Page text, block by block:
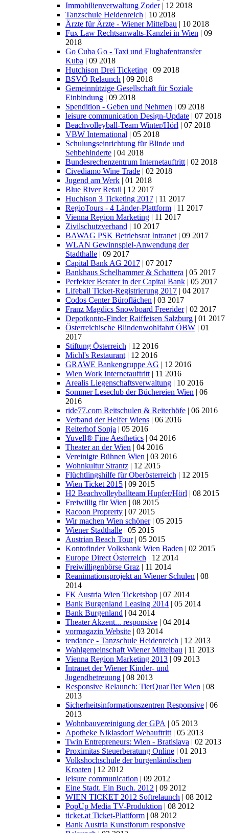
Immobilienverwaltung Zoder| 12 2018
Tanzschule Heidenreich | 10 2018
Ärzte für Ärzte - Wiener Mittelbau | 10 2018
Fux Law Rechtsanwalts-Kanzlei in Wien | 09
2018
Go Cuba Go - Taxi und Flughafentransfer
Kuba | 09 2018
Hutchison Drei Ticketing | 09 2018
BSVÖ Relaunch | 09 2018
Gemeinnützige Gesellschaft für Soziale
Einbindung | 09 2018
Spendition - Geben und Nehmen | 09 2018
leisure communication Design-Update | 07 2018
Beachvolleyball-Team Winter/Hörl | 07 2018
VBW International | 05 2018
Schulungseinrichtung für Blinde und
Sehbehinderte | 04 2018
Bundesrechenzentrum Internetauftritt | 02 2018
Civediamo Wine Trade | 02 2018
Jugend am Werk | 01 2018
Blue River Retail | 12 2017
Huchison 3 Ticketing 2017 | 11 2017
RegioTours - 4 Länder-Plattform | 11 2017
Vienna Region Marketing | 11 2017
Zivilschutzverband | 10 2017
BAWAG PSK Betriebsrat Intranet | 09 2017
WLAN Gewinnspiel-Anwendung der
Stadthalle | 09 2017
Capital Bank AG 2017 | 07 2017
Bankhaus Schelhammer & Schattera | 05 2017
Perfekter Berater in der Capital Bank | 05 2017
Lifeball Ticket-Registrierung 2017 | 04 2017
Codos Center Büroflächen | 03 2017
Franz Magdics Snowboard Freerider| 02 2017
Depotkonto-Finder Raiffeisen Salzburg | 01 2017
Österreichische Blindenwohlfahrt ÖBW | 01
2017
Stiftung Österreich | 12 2016
Michl's Restaurant | 12 2016
GRAWE Bankengruppe AG | 12 2016
Wien Work Internetauftritt | 11 2016
Arealis Liegenschaftsverwaltung | 10 2016
Sommer Leseclub der Büchereien Wien | 06
2016
ride77.com Reitschulen & Reiterhöfe | 06 2016
Verband der Helfer Wiens | 06 2016
Reiterhof Sonja | 05 2016
Yuvell® Fine Aesthetics | 04 2016
Theater an der Wien | 04 2016
Vereinigte Bühnen Wien | 03 2016
Wohnkultur Strantz | 12 2015
Flüchtlingshilfe für Oberösterreich | 12 2015
Wien Ticket 2015 | 09 2015
H2 Beachvolleyballteam Hupfer/Hörl | 08 2015
Freiwillig für Wien | 08 2015
Racoon Proprerty | 07 2015
Wir machen Wien schöner| 05 2015
Wiener Stadthalle | 05 2015
Austrian Beach Tour| 05 2015
Kontofinder Volksbank Wien Baden | 02 2015
Europe Direct Österreich | 12 2014
Freiwilligenbörse Graz | 11 2014
Reanimationsprojekt an Wiener Schulen | 08
2014
FK Austria Wien Ticketshop | 07 2014
Bank Burgenland Leasing 2014 | 05 2014
Bank Burgenland | 04 2014
Theater Akzent... responsive | 04 2014
vormagazin Website | 03 2014
tendance - Tanzschule Heidenreich | 12 2013
Wahlgemeinschaft Wiener Mittelbau | 11 2013
Vienna Region Marketing 2013 | 09 2013
Intranet der Wiener Kinder- und
Jugendbetreuung | 08 2013
Responsive Relaunch: TierQuarTier Wien | 08
2013
Sicherheitsinformationszentren Responsive | 06
2013
Wohnbauvereinigung der GPA | 05 2013
Apotheke Niklasdorf Webauftritt | 05 2013
Twin Entrepreneurs: Wien - Bratislava | 02 2013
Proximitas Steuerberatung Online | 01 2013
Volkshochschule der burgenländischen
Kroaten | 12 2012
leisure communication | 09 2012
Eine Stadt. Ein Buch. 2012 | 09 2012
WIEN TICKET 2012 Softrelaunch | 08 2012
PopUp Media TV-Produktion | 08 2012
ticket.at Ticket-Plattform | 08 2012
Bank Austria Kunstforum responsive